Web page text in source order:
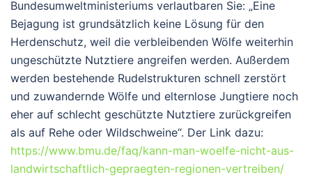
Bundesumweltministeriums verlautbaren Sie: „Eine
Bejagung ist grundsätzlich keine Lösung für den
Herdenschutz, weil die verbleibenden Wölfe weiterhin
ungeschützte Nutztiere angreifen werden. Außerdem
werden bestehende Rudelstrukturen schnell zerstört
und zuwandernde Wölfe und elternlose Jungtiere noch
eher auf schlecht geschützte Nutztiere zurückgreifen
als auf Rehe oder Wildschweine“. Der Link dazu:
https://www.bmu.de/faq/kann-man-woelfe-nicht-aus-
landwirtschaftlich-gepraegten-regionen-vertreiben/